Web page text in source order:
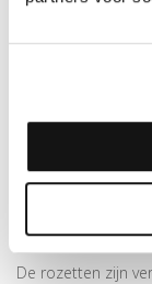
Hiermee werkt u
Bestaat uit 2
Verkrijgbaar in
prijs is per
OP ZOEK NAAR
De rozetten zijn